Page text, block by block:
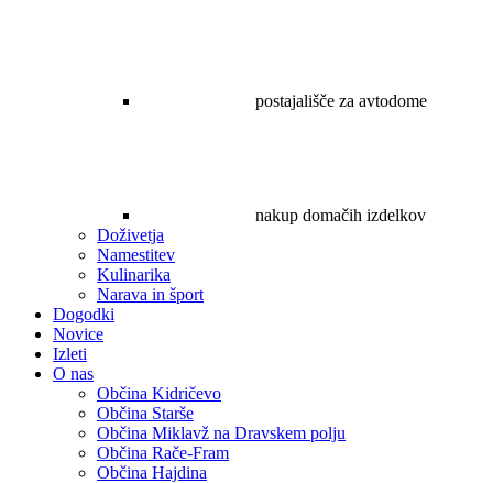
postajališče za avtodome
nakup domačih izdelkov
Doživetja
Namestitev
Kulinarika
Narava in šport
Dogodki
Novice
Izleti
O nas
Občina Kidričevo
Občina Starše
Občina Miklavž na Dravskem polju
Občina Rače-Fram
Občina Hajdina